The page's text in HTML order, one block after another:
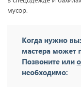
мусор.
Когда нужно
мастера может
Позвоните или
необходимо: